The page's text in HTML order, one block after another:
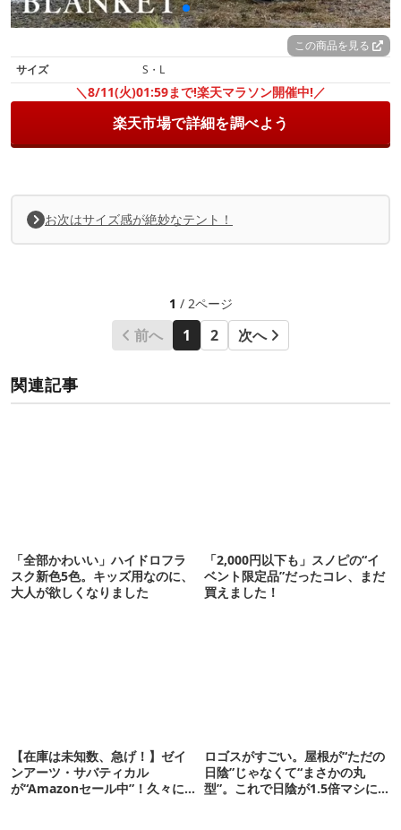
この商品を見る
サイズ
S・L
＼8/11(火)01:59まで!楽天マラソン開催中!／
楽天市場で詳細を調べよう
お次はサイズ感が絶妙なテント！
1 / 2ページ
前へ 1 2 次へ
関連記事
「全部かわいい」ハイドロフラ
スク新色5色。キッズ用なのに、
大人が欲しくなりました
「2,000円以下も」スノピの“イ
ベント限定品”だったコレ、まだ
買えました！
【在庫は未知数、急げ！】ゼイ
ンアーツ・サバティカル
が“Amazonセール中”！久々に
ロゴスがすごい。屋根が“ただの
日陰”じゃなくて“まさかの丸
型”。これで日陰が1.5倍マシに